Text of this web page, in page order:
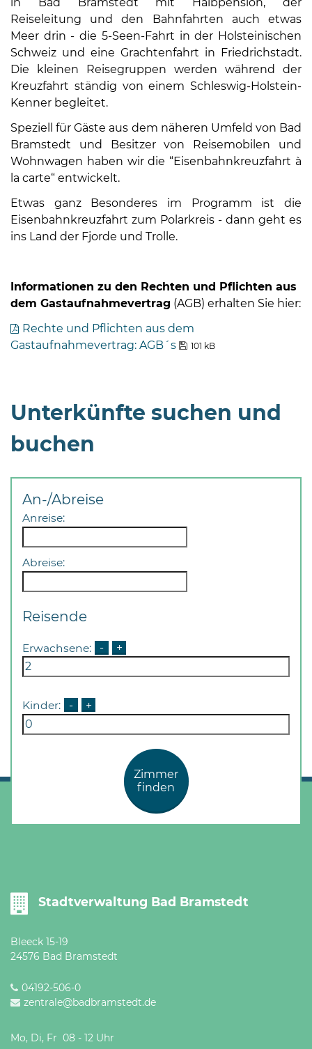
Reiseleitung und den Bahnfahrten auch etwas
Meer drin - die 5-Seen-Fahrt in der Holsteinischen
Schweiz und eine Grachtenfahrt in Friedrichstadt.
Die kleinen Reisegruppen werden während der
Kreuzfahrt ständig von einem Schleswig-Holstein-
Kenner begleitet.
Speziell für Gäste aus dem näheren Umfeld von Bad
Bramstedt und Besitzer von Reisemobilen und
Wohnwagen haben wir die “Eisenbahnkreuzfahrt à
la carte“ entwickelt.
Etwas ganz Besonderes im Programm ist die
Eisenbahnkreuzfahrt zum Polarkreis - dann geht es
ins Land der Fjorde und Trolle.
Informationen zu den Rechten und Pflichten aus
dem Gastaufnahmevertrag (AGB) erhalten Sie hier:
Rechte und Pflichten aus dem
Gastaufnahmevertrag: AGB´s
101 kB
Unterkünfte suchen und
buchen
An-/Abreise
Anreise:
Abreise:
Reisende
Erwachsene: - +
Kinder: - +
Zimmer
finden
Stadtverwaltung Bad Bramstedt
Bleeck 15-19
24576 Bad Bramstedt
04192-506-0
zentrale@badbramstedt.de
Mo, Di, Fr 08 - 12 Uhr